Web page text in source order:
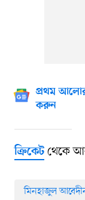
প্রথম
করুন
ক্রিকেটথেকে
মিনহাজুল